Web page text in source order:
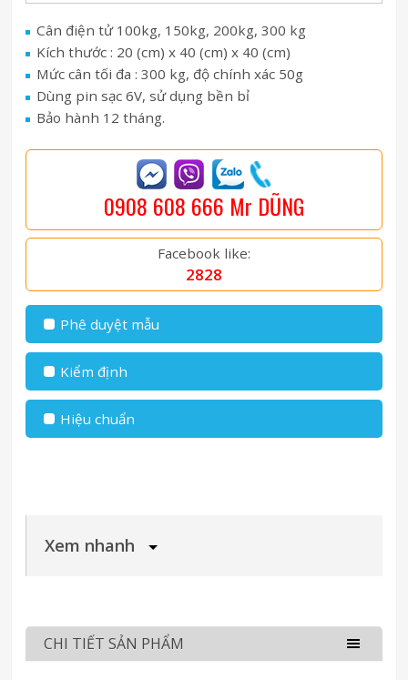
Cân điện tử 100kg, 150kg, 200kg, 300 kg
Kích thước : 20 (cm) x 40 (cm) x 40 (cm)
Mức cân tối đa : 300 kg, độ chính xác 50g
Dùng pin sạc 6V, sử dụng bền bỉ
Bảo hành 12 tháng.
0908 608 666 Mr DŨNG
Facebook like:
2828
Phê duyệt mẫu
Kiểm định
Hiệu chuẩn
Xem nhanh
CHI TIẾT SẢN PHẨM